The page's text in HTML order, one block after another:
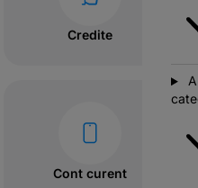
Credite
Cont curent